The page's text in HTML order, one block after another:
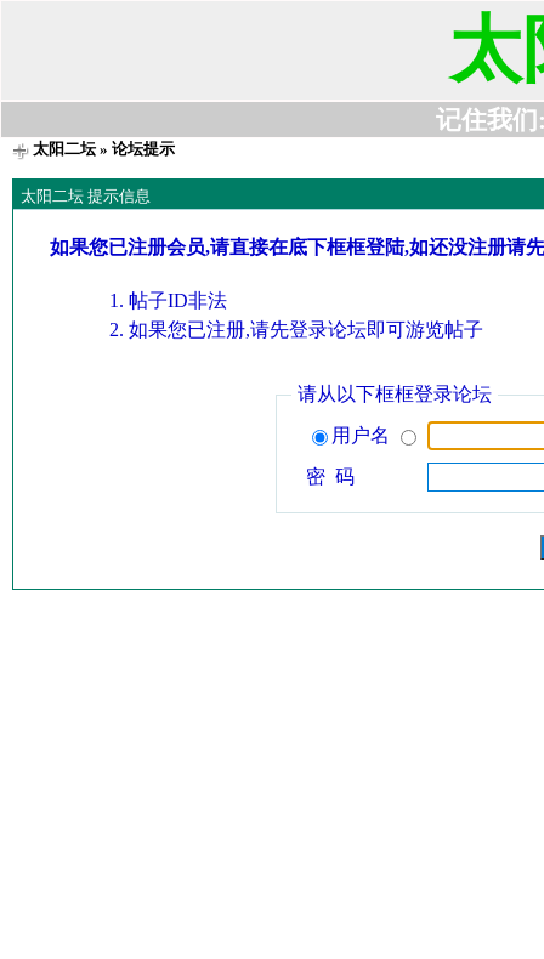
太
记住我们
太阳二坛» 论坛提示
太阳二坛 提示信息
如果您已注册会员,请直接在底下框框登陆,如还没注册请
帖子ID非法
如果您已注册,请先登录论坛即可游览帖子
请从以下框框登录论坛
用户名
密 码